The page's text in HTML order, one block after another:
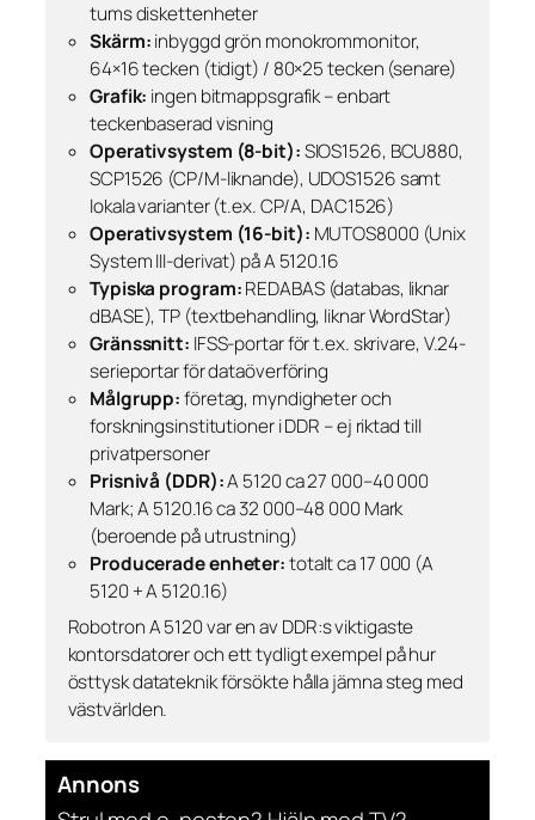
tums diskettenheter
Skärm:inbyggd grön monokrommonitor,
64×16 tecken (tidigt) / 80×25 tecken (senare)
Grafik: ingen bitmappsgrafik – enbart
teckenbaserad visning
Operativsystem (8-bit):SIOS1526, BCU880,
SCP1526 (CP/M-liknande), UDOS1526 samt
lokala varianter (t.ex. CP/A, DAC1526)
Operativsystem (16-bit): MUTOS8000 (Unix
System III-derivat) på A 5120.16
Typiska program:REDABAS (databas, liknar
dBASE), TP (textbehandling, liknar WordStar)
Gränssnitt: IFSS-portar för t.ex. skrivare, V.24-
serieportar för dataöverföring
Målgrupp:företag, myndigheter och
forskningsinstitutioner i DDR – ej riktad till
privatpersoner
Prisnivå (DDR):A 5120 ca 27 000–40 000
Mark; A 5120.16 ca 32 000–48 000 Mark
(beroende på utrustning)
Producerade enheter:totalt ca 17 000 (A
5120 + A 5120.16)
Robotron A 5120 var en av DDR:s viktigaste
kontorsdatorer och ett tydligt exempel på hur
östtysk datateknik försökte hålla jämna steg med
västvärlden.
Annons